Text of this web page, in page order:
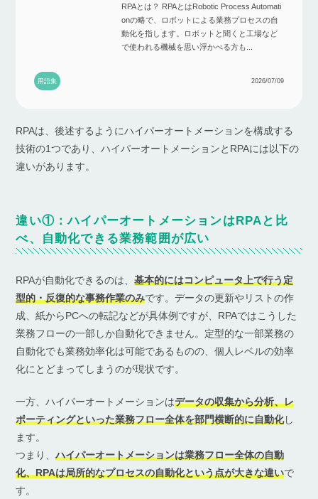
RPAとは？ RPAとはRobotic Process Automati
onの略で、ロボットによる業務プロセスの自
動化を指します。ロボットと聞くと工場など
で使われる機械を思い浮かべる方も...
用語集 2026/07/09
RPAは、後述するようにハイパーオートメーションを構成する
技術の1つであり、ハイパーオートメーションとRPAには以下の
違いがあります。
違い①：ハイパーオートメーションはRPAと比
べ、自動化できる業務範囲が広い
RPAが自動化できるのは、基本的にはコンピュータ上で行う定
型的・反復的な事務作業のみです。データの更新やリストの作
成、紙からPCへの転記などが具体例ですが、RPAではこうした
業務フローの一部しか自動化できません。定型的な一部業務の
自動化でも業務効率化は可能であるものの、個人レベルの効率
化にとどまってしまうのが現状です。
一方、ハイパーオートメーションはデータの収集から分析、レ
ポーティングといった業務フロー全体を部門横断的に自動化し
ます。
つまり、ハイパーオートメーションは業務フロー全体の自動
化、RPAは局所的なプロセスの自動化という点が大きな違いで
す。